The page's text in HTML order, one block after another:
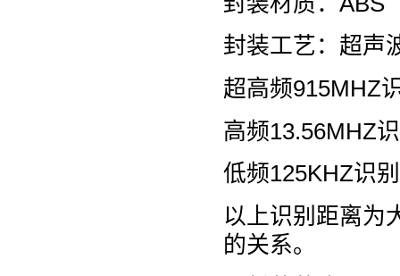
封装工艺：超声
超高频915MHZ
高频13.56MHZ
低频125KHZ识
以上识别距离为
的关系。